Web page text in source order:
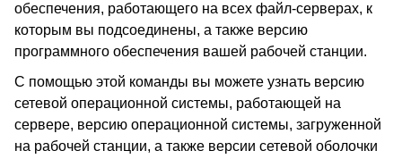
обеспечения, работающего на всех файл-серверах, к
которым вы подсоединены, а также версию
программного обеспечения вашей рабочей станции.
С помощью этой команды вы можете узнать версию
сетевой операционной системы, работающей на
сервере, версию операционной системы, загруженной
на рабочей станции, а также версии сетевой оболочки